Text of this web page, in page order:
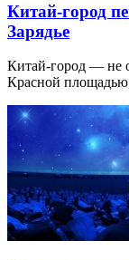
Китай-город
Зарядье
Китай-город — не
Красной